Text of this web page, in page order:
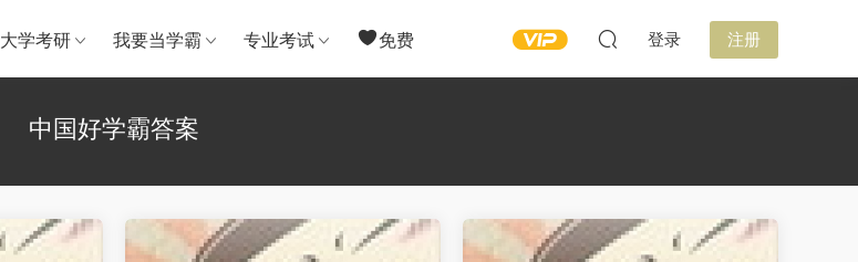
大学考研 我要当学霸 专业考试 免费 登录 注册
中国好学霸答案